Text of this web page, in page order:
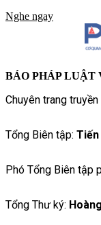
những thử thách
sống và quá trình
Nghe ngay
BÁO PHÁP LUẬT
Chuyên trang
Tổng Biên tập: Tiến
Phó Tổng Biên tập
Tổng Thư ký: